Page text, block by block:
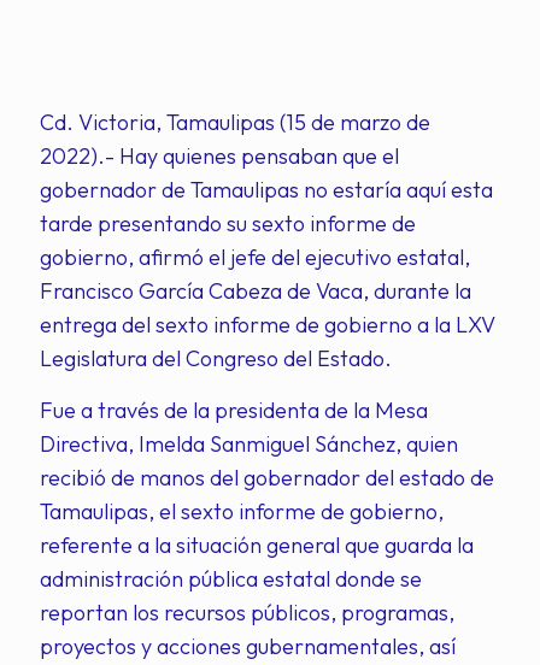
Cd. Victoria, Tamaulipas (15 de marzo de
2022).- Hay quienes pensaban que el
gobernador de Tamaulipas no estaría aquí esta
tarde presentando su sexto informe de
gobierno, afirmó el jefe del ejecutivo estatal,
Francisco García Cabeza de Vaca, durante la
entrega del sexto informe de gobierno a la LXV
Legislatura del Congreso del Estado.
Fue a través de la presidenta de la Mesa
Directiva, Imelda Sanmiguel Sánchez, quien
recibió de manos del gobernador del estado de
Tamaulipas, el sexto informe de gobierno,
referente a la situación general que guarda la
administración pública estatal donde se
reportan los recursos públicos, programas,
proyectos y acciones gubernamentales, así